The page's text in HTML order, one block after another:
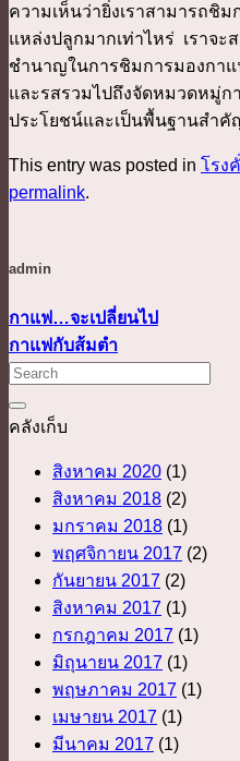
ความเห็นว่ายิ่งเราสามารถชิ
แหล่งปลูกมากเท่าไหร่ เราจ
ชำนาญในการชิมการมองกา
และรสรวมไปถึงจัดหมวดหมู่
ประโยชน์และเป็นพื้นฐานสำ
This entry was posted in โรง
permalink.
admin
กาแฟ…จะเปลี่ยนไป
กาแฟกับส้มตำ
คลังเก็บ
สิงหาคม 2020 (1)
สิงหาคม 2018 (2)
มกราคม 2018 (1)
พฤศจิกายน 2017 (2)
กันยายน 2017 (2)
สิงหาคม 2017 (1)
กรกฎาคม 2017 (1)
มิถุนายน 2017 (1)
พฤษภาคม 2017 (1)
เมษายน 2017 (1)
มีนาคม 2017 (1)